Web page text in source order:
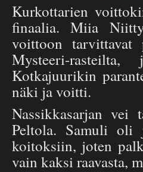
Kurkottarien
finaalia. Miia
voittoon
Mysteeri-
Kotkajuurikin
näki ja voitti.
Nassikkasarjan vei
Peltola. Samuli oli
koitoksiin, joten
vain kaksi raavasta,